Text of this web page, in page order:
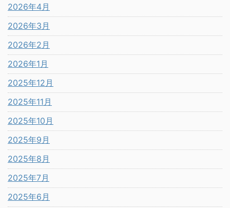
2026年4月
2026年3月
2026年2月
2026年1月
2025年12月
2025年11月
2025年10月
2025年9月
2025年8月
2025年7月
2025年6月